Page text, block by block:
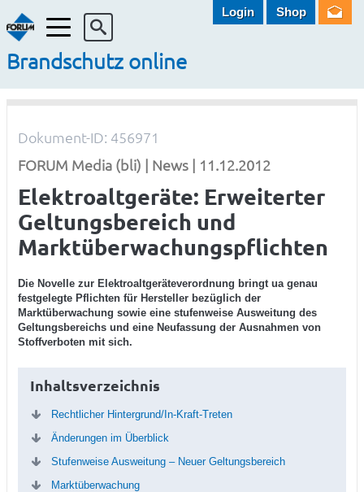
Menü
Brandschutz online
Login Shop
Dokument-ID: 456971
FORUM Media (bli) | News | 11.12.2012
Elektroaltgeräte: Erweiterter
Geltungsbereich und
Marktüberwachungspflichten
Die Novelle zur Elektroaltgeräteverordnung bringt ua genau
festgelegte Pflichten für Hersteller bezüglich der
Marktüberwachung sowie eine stufenweise Ausweitung des
Geltungsbereichs und eine Neufassung der Ausnahmen von
Stoffverboten mit sich.
Inhaltsverzeichnis
Rechtlicher Hintergrund/In-Kraft-Treten
Änderungen im Überblick
Stufenweise Ausweitung – Neuer Geltungsbereich
Marktüberwachung